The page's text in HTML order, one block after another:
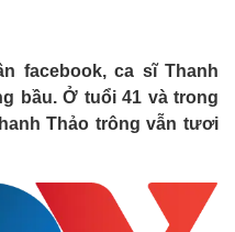
facebook, ca sĩ Thanh
bầu. Ở tuổi 41 và trong
Thảo trông vẫn tươi